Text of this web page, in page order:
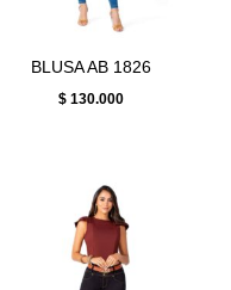
BLUSA AB 1826
$130.000